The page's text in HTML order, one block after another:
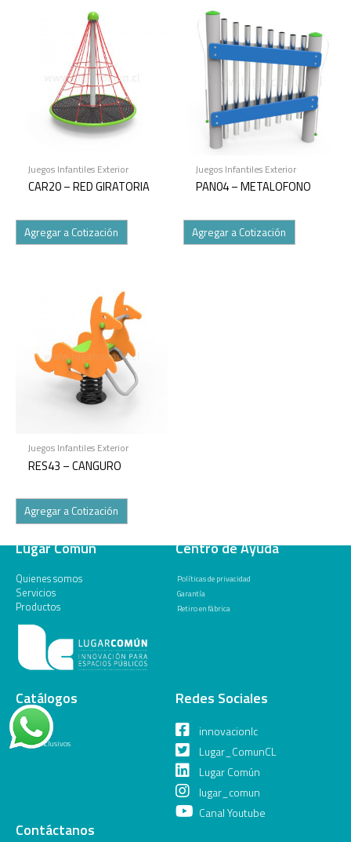
Juegos Infantiles Exterior
CAR20 – RED GIRATORIA
Agregar a Cotización
Juegos Infantiles Exterior
PAN04 – METALOFONO
Agregar a Cotización
Juegos Infantiles Exterior
RES43 – CANGURO
Agregar a Cotización
Lugar Común
Quienes somos
Servicios
Productos
Centro de Ayuda
Políticas de privacidad
Garantía
Retiro en fábrica
Catálogos
General
Juegos Inclusivos
Redes Sociales
innovacionlc
Lugar_ComunCL
Lugar Común
lugar_comun
Canal Youtube
Contáctanos